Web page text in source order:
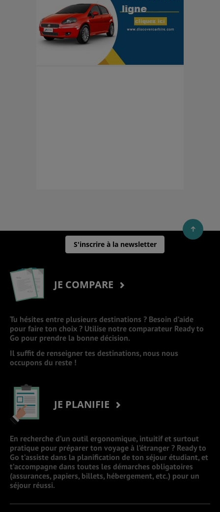
S'inscrire à la newsletter
JE COMPARE
Tu hésites entre plusieurs destinations ? Besoin d’aide
pour faire ton choix ? Utilise notre comparateur Ready to
Go pour prendre la bonne décision.
Il suffit de renseigner tes destinations, nous nous
occupons du reste !
JE PLANIFIE
En recherche d’un outil ergonomique, intuitif et surtout
pratique pour préparer ton voyage à l’étranger ? Ready to
Go t’assiste dans la planification de ton séjour étudiant, et
t’accompagne dans toutes les démarches obligatoires
(assurances, papiers, billets, hébergement, etc.) pour un
séjour réussi.